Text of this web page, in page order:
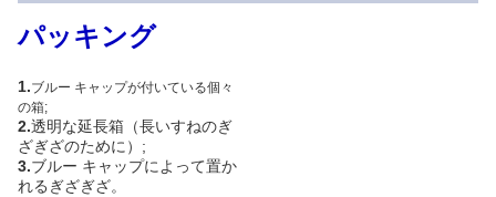
パッキング
1.ブルー キャップが付いている個々
の箱;
2.透明な延長箱（長いすねのぎ
ざぎざのために）;
3.ブルー キャップによって置か
れるぎざぎざ。